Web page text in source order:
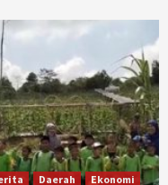
Daerah Ekonomi